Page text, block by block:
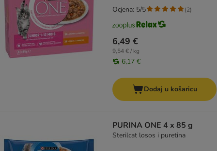
6,49 €
9,54 € / kg
6,17 €
Ocjena: 5/5 (2)
Dodaj u košaricu
PURINA ONE 4 x 85 g
Sterilcat losos i puretina